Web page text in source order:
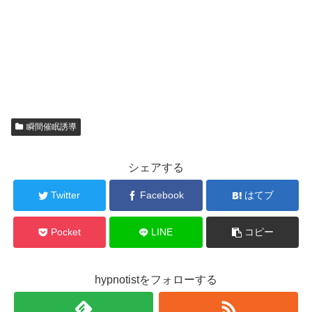
瞬間催眠誘導
シェアする
Twitter Facebook はてブ
Pocket LINE コピー
hypnotistをフォローする